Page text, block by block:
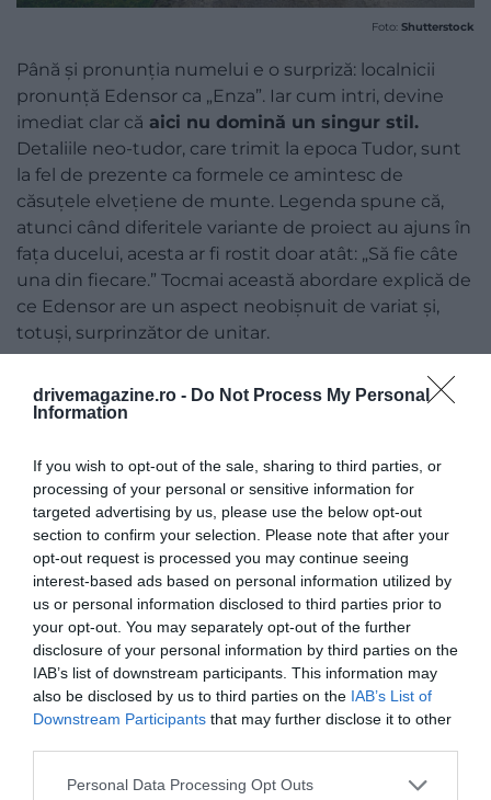
drivemagazine.ro - Do Not Process My Personal
Information
If you wish to opt-out of the sale, sharing to third parties, or
processing of your personal or sensitive information for
targeted advertising by us, please use the below opt-out
section to confirm your selection. Please note that after your
opt-out request is processed you may continue seeing
interest-based ads based on personal information utilized by
us or personal information disclosed to third parties prior to
your opt-out. You may separately opt-out of the further
disclosure of your personal information by third parties on the
IAB’s list of downstream participants. This information may
also be disclosed by us to third parties on the IAB’s List of
Downstream Participants that may further disclose it to other
Please note that this website/app uses one or more Google
Personal Data Processing Opt Outs
Foto: Shutterstock
Până și pronunția numelui e o surpriză: localnicii
pronunță Edensor ca „Enza”. Iar cum intri, devine
imediat clar că aici nu domină un singur stil.
Detaliile neo-tudor, care trimit la epoca Tudor, sunt
la fel de prezente ca formele ce amintesc de
căsuțele elvețiene de munte. Legenda spune că,
atunci când diferitele variante de proiect au ajuns în
fața ducelui, acesta ar fi rostit doar atât: „Să fie câte
una din fiecare.” Tocmai această abordare explică de
ce Edensor are un aspect neobișnuit de variat și,
totuși, surprinzător de unitar.